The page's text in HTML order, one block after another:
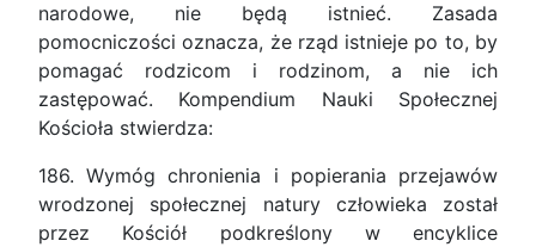
narodowe, nie będą istnieć. Zasada
pomocniczości oznacza, że rząd istnieje po to, by
pomagać rodzicom i rodzinom, a nie ich
zastępować. Kompendium Nauki Społecznej
Kościoła stwierdza:
186. Wymóg chronienia i popierania przejawów
wrodzonej społecznej natury człowieka został
przez Kościół podkreślony w encyklice